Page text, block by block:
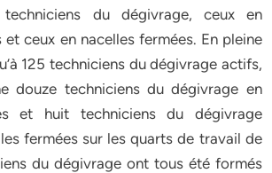
du dégivrage, ceux en
et ceux en nacelles fermées. En pleine
125 techniciens du dégivrage actifs,
douze techniciens du dégivrage en
et huit techniciens du dégivrage
fermées sur les quarts de travail de
du dégivrage ont tous été formés